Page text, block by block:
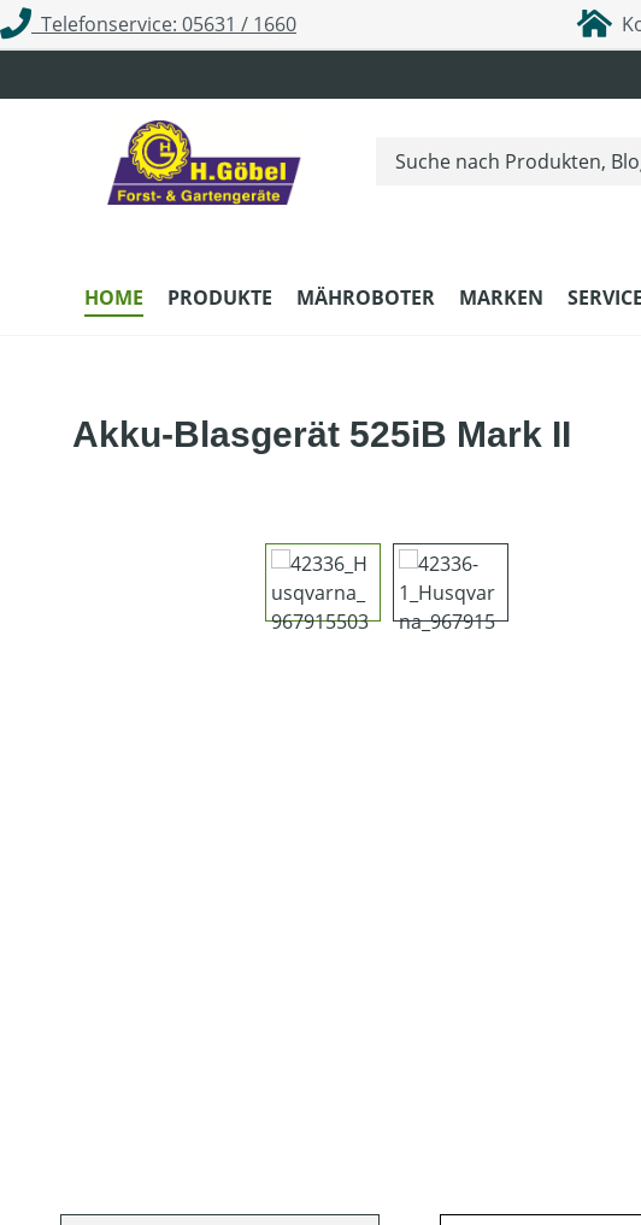
Hauptinhalt springen
Zur Suche springen
Zur Hauptnavigation springen
Telefonservice: 05631 / 1660
HOME PRODUKTE MÄHROBOTER MARKEN SERVICE
Akku-Blasgerät 525iB Mark II
Bildergalerie überspringen